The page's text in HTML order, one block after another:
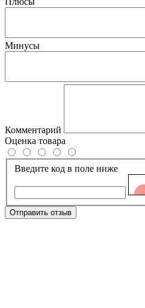
Минусы
Комментарий
Оценка товара
Введите код в поле ниже
Отправить отзыв